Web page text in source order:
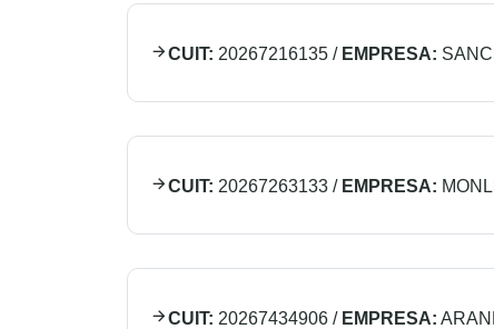
CUIT: 20267216135 / EMPRESA:
CUIT: 20267263133 / EMPRESA:
CUIT: 20267434906 / EMPRESA: